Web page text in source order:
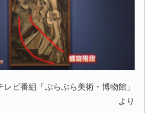
レビ番組「ぶらぶら美術・博物館」
より